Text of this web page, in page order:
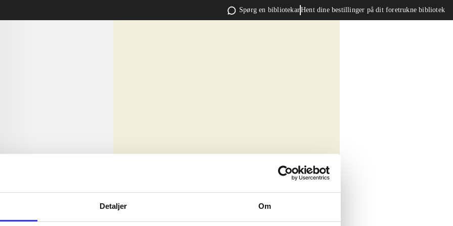
Detaljer Om
Spørg en bibliotekarHent dine bestillinger på dit foretrukne bibliotek
sit amet ...
sit amet ...